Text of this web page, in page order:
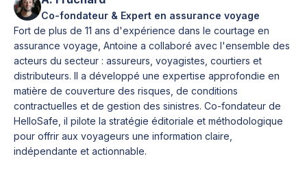
Co-fondateur & Expert en assurance voyage
Fort de plus de 11 ans d'expérience dans le courtage en
assurance voyage, Antoine a collaboré avec l'ensemble des
acteurs du secteur : assureurs, voyagistes, courtiers et
distributeurs. Il a développé une expertise approfondie en
matière de couverture des risques, de conditions
contractuelles et de gestion des sinistres. Co-fondateur de
HelloSafe, il pilote la stratégie éditoriale et méthodologique
pour offrir aux voyageurs une information claire,
indépendante et actionnable.